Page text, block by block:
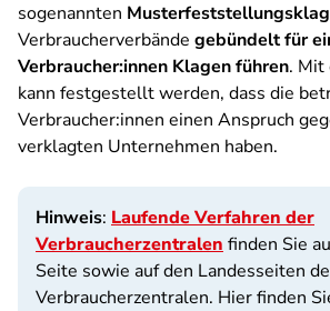
sogenannten
Verbraucherverbände gebündelt für
Verbraucher:innen Klagen führen. Mit
kann festgestellt werden, dass die
Verbraucher:innen einen Anspruch
verklagten Unternehmen haben.
Hinweis: Laufende Verfahren der
Verbraucherzentralen finden Sie
Seite sowie auf den Landesseiten
Verbraucherzentralen. Hier finden